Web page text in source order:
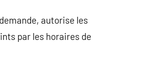
autorise les
par les horaires de